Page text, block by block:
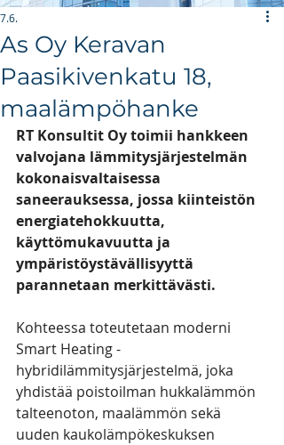
AJANKOHTAISTA & UUTISIA
BLOGI
As Oy Keravan
Paasikivenkatu 18,
maalämpöhanke
7.6.
RT Konsultit Oy toimii hankkeen
valvojana lämmitysjärjestelmän
kokonaisvaltaisessa
saneerauksessa, jossa kiinteistön
energiatehokkuutta,
käyttömukavuutta ja
ympäristöystävällisyyttä
parannetaan merkittävästi.
Kohteessa toteutetaan moderni
Smart Heating -
hybridilämmitysjärjestelmä, joka
yhdistää poistoilman hukkalämmön
talteenoton, maalämmön sekä
uuden kaukolämpökeskuksen